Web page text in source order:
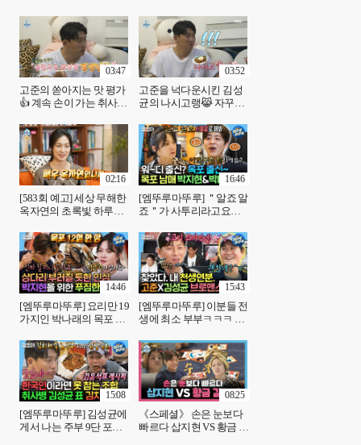
250207 방송
방송
고준의 쏟아지는 맛 평가
👍 계속 손이 가는 취사병
250207 방송
03:47
고준을 넉다운시킨 김성
균의 나시고랭😹 자꾸만
여운, MBC 250207 방송
03:52
[583회 예고] 세상 무해한
옥자연의 초록빛 하루🍀
수를 만나다✨, MBC
250214 방송
02:16
[엠뚜루마뚜루] ＂알죠 알
죠＂가 사투리라고요🧐
X박나래의 사투리 논쟁ㅣ
#박지현 #박나래
MBC250207방송
16:46
[엠뚜루마뚜루] 요리만 19
가지인 박나래의 목포 밥
박지현😅 | #박나래 #박지
현 MBC250207방송
14:46
[엠뚜루마뚜루] 이분들 전
생에 최소 부부ㅋㅋㅋ 아
고준&김성균의 찐친 케
미🤣 | #고준 #김성균
MBC250207방송
15:43
[엠뚜루마뚜루] 김성균에
게서 나는 주부 9단 포스
15:08
《스페셜》 손은 눈보다
빠르다 삽지현 VS 황금 갈
08:25